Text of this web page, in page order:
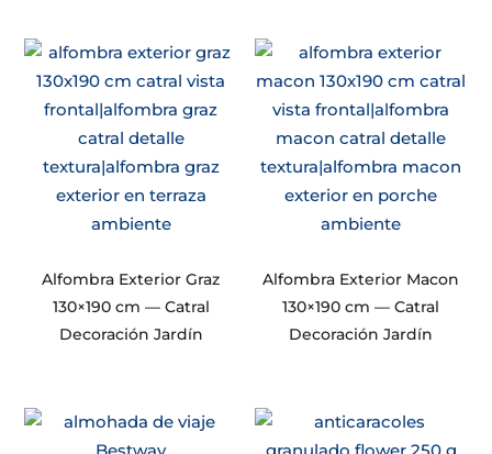
Alfombra Exterior Graz
130×190 cm — Catral
Decoración Jardín
Alfombra Exterior Macon
130×190 cm — Catral
Decoración Jardín